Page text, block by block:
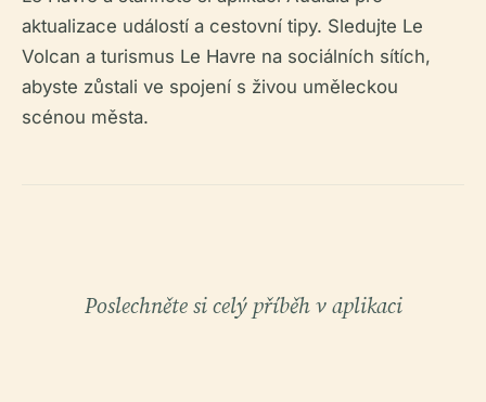
aktualizace událostí a cestovní tipy. Sledujte Le
Volcan a turismus Le Havre na sociálních sítích,
abyste zůstali ve spojení s živou uměleckou
scénou města.
Poslechněte si celý příběh v aplikaci